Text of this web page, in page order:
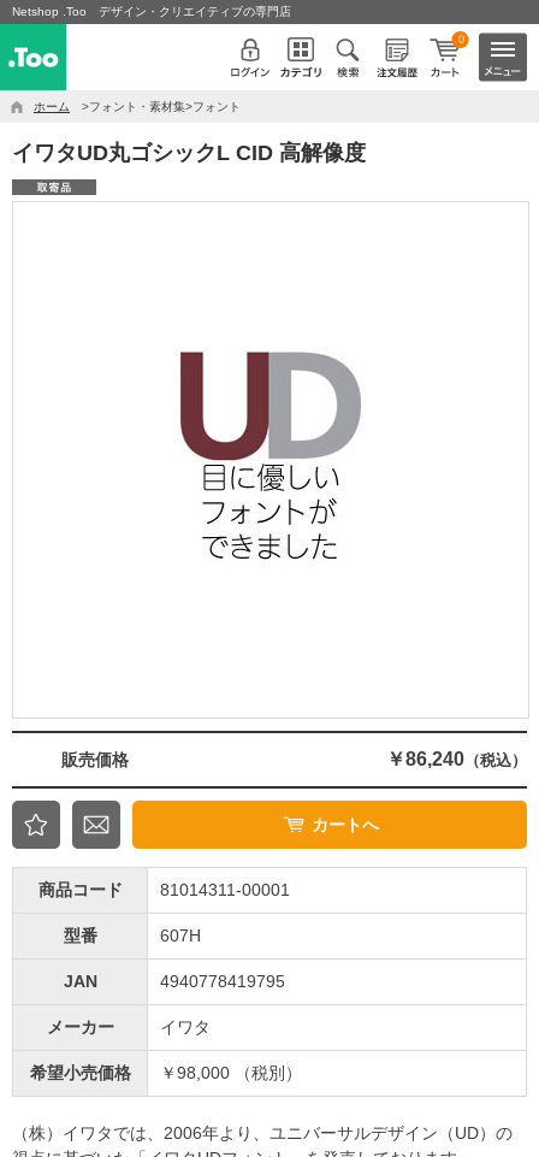
Netshop .Too デザイン・クリエイティブの専門店
0
ホーム >フォント・素材集>フォント
イワタUD丸ゴシックL CID 高解像度
販売価格 ￥86,240 （税込）
カートへ
商品コード 81014311-00001
型番 607H
JAN 4940778419795
メーカー イワタ
希望小売価格 ￥98,000 （税別）
（株）イワタでは、2006年より、ユニバーサルデザイン（UD）の